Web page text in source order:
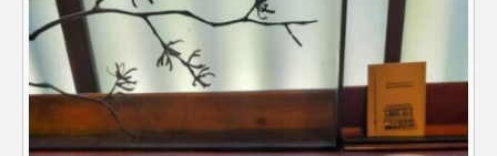
あっぷっぷのぷ～ あなたが眠る間
あの歌を憶えている あめぽったん
いばら姫 おいしいおのまとぺ